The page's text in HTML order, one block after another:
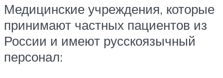
Медицинские учреждения, которые
принимают частных пациентов из
России и имеют русскоязычный
персонал: